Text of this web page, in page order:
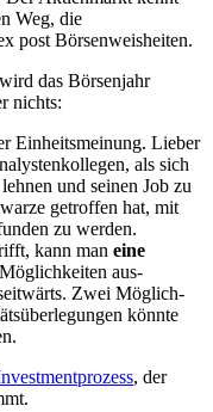
Weg, die
post Börsenweisheiten.
das Börsenjahr
nichts:
Einheitsmeinung. Lieber
als sich
und seinen Job zu
getroffen hat, mit
zu werden.
kann man eine
aus­
Zwei Möglich­
könnte
, der